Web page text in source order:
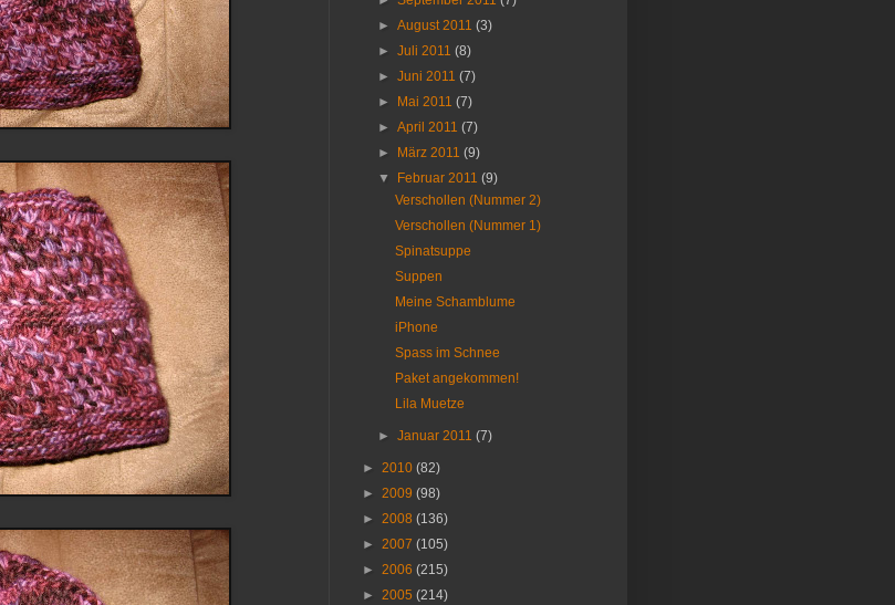
►August 2011(3)
►Juli 2011(8)
►Juni 2011(7)
►
Mai 2011(7)
►April 2011(7)
►
März 2011(9)
▼
Februar 2011(9)
Verschollen (Nummer 2)
Verschollen (Nummer 1)
Spinatsuppe
Suppen
Meine Schamblume
iPhone
Spass im Schnee
Paket angekommen!
Lila Muetze
►Januar 2011(7)
► 2010 (82)
► 2009 (98)
► 2008 (136)
► 2007 (105)
► 2006 (215)
► 2005 (214)